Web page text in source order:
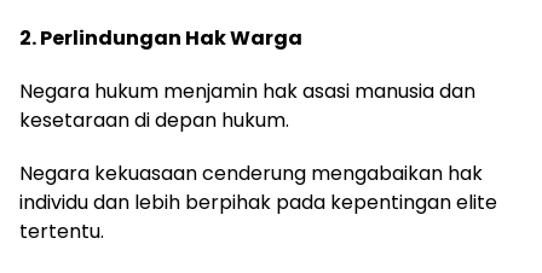
2. Perlindungan Hak Warga
Negara hukum menjamin hak asasi manusia dan
kesetaraan di depan hukum.
Negara kekuasaan cenderung mengabaikan hak
individu dan lebih berpihak pada kepentingan elite
tertentu.